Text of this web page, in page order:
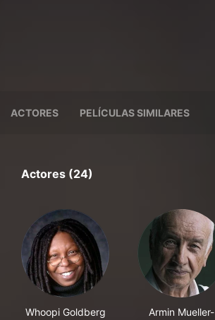
ACTORES PELÍCULAS SIMILARES
Actores (24)
Whoopi Goldberg
Armin Mueller-